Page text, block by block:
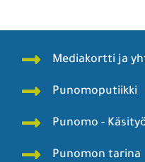
Mediakortti ja
Punomoputiikki
Punomo -
Punomon tarina